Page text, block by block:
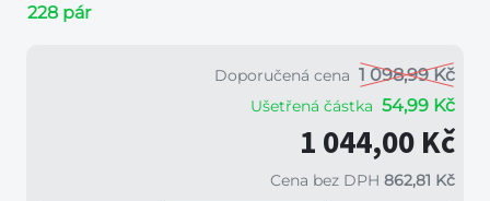
228 pár
Doporučená cena 1 098,99 Kč
Ušetřená částka 54,99 Kč
1 044,00 Kč
Cena bez DPH 862,81 Kč